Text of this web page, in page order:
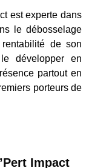
est experte dans
le débosselage
de son
développer en
partout en
porteurs de
Impact